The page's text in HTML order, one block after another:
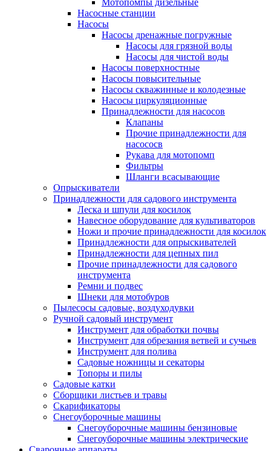
Мотопомпы дизельные
Насосные станции
Насосы
Насосы дренажные погружные
Насосы для грязной воды
Насосы для чистой воды
Насосы поверхностные
Насосы повысительные
Насосы скважинные и колодезные
Насосы циркуляционные
Принадлежности для насосов
Клапаны
Прочие принадлежности для
насососв
Рукава для мотопомп
Фильтры
Шланги всасывающие
Опрыскиватели
Принадлежности для садового инструмента
Леска и шпули для косилок
Навесное оборудование для культиваторов
Ножи и прочие принадлежности для косилок
Принадлежности для опрыскивателей
Принадлежности для цепных пил
Прочие принадлежности для садового
инструмента
Ремни и подвес
Шнеки для мотобуров
Пылесосы садовые, воздуходувки
Ручной садовый инструмент
Инструмент для обработки почвы
Инструмент для обрезания ветвей и сучьев
Инструмент для полива
Садовые ножницы и секаторы
Топоры и пилы
Садовые катки
Сборщики листьев и травы
Скарификаторы
Снегоуборочные машины
Снегоуборочные машины бензиновые
Снегоуборочные машины электрические